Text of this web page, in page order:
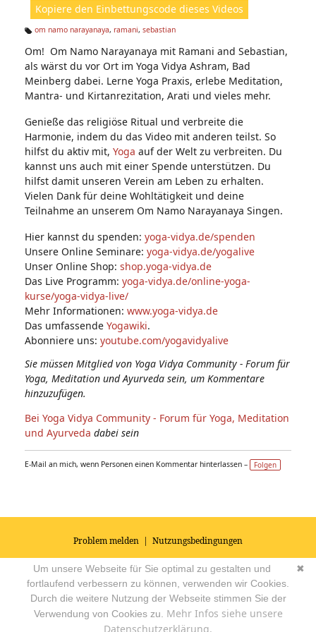
Kopiere den Einbettungscode dieses Videos
g
s:
om namo narayanaya, ramani, sebastian
Om! Om Namo Narayanaya mit Ramani and Sebastian,
als wärst du vor Ort im Yoga Vidya Ashram, Bad
Meinberg dabei. Lerne Yoga Praxis, erlebe Meditation,
Mantra- und Kirtanrezitation, Arati und vieles mehr.
Genieße das religiöse Ritual und verbreite die
Harmonie, indem du das Video mit anderen teilst. So
hilfst du aktiv mit, Yoga auf der Welt zu verbreiten. Du
kannst uns auch mit einer Spende unterstützen. Du
hilfst damit unseren Verein am Leben zu erhalten.
Vielen Dank für deine Wohltätigkeit und deine
Teilnahme an unserem Om Namo Narayanaya Singen.
Hier kannst du spenden: yoga-vidya.de/spenden
Unsere Online Seminare: yoga-vidya.de/yogalive
Unser Online Shop: shop.yoga-vidya.de
Das Live Programm: yoga-vidya.de/online-yoga-
kurse/yoga-vidya-live/
Mehr Informationen: www.yoga-vidya.de
Das umfassende Yogawiki.
Abonniere uns: youtube.com/yogavidyalive
Sie müssen Mitglied von Yoga Vidya Community - Forum für
Yoga, Meditation und Ayurveda sein, um Kommentare
hinzuzufügen.
Bei Yoga Vidya Community - Forum für Yoga, Meditation
und Ayurveda dabei sein
E-Mail an mich, wenn Personen einen Kommentar hinterlassen – Folgen
Problem melden | Nutzungsbedingungen
© 2026Impressum|Datenschutz|AGB's| Yoga Vidya Community -
Forum für Yoga, Meditation und Ayurveda Powered by
✖
Um unsere Webseite für Sie optimal zu gestalten und
fortlaufend verbessern zu können, verwenden wir Cookies.
Durch die weitere Nutzung der Webseite stimmen Sie der
Verwendung von Cookies zu. Mehr Infos siehe unsere
Datenschutzerklärung.